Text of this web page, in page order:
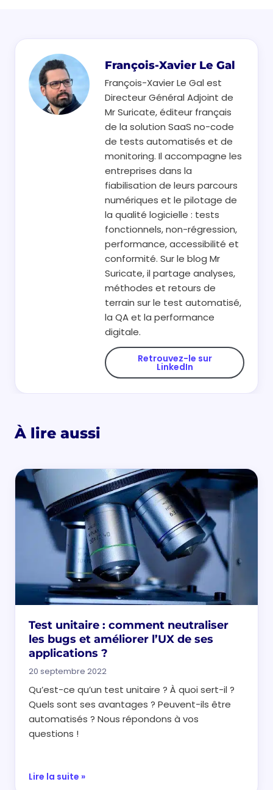
François-Xavier Le Gal
François-Xavier Le Gal est
Directeur Général Adjoint de
Mr Suricate, éditeur français
de la solution SaaS no-code
de tests automatisés et de
monitoring. Il accompagne les
entreprises dans la
fiabilisation de leurs parcours
numériques et le pilotage de
la qualité logicielle : tests
fonctionnels, non-régression,
performance, accessibilité et
conformité. Sur le blog Mr
Suricate, il partage analyses,
méthodes et retours de
terrain sur le test automatisé,
la QA et la performance
digitale.
Retrouvez-le sur
LinkedIn
À lire aussi
Test unitaire : comment neutraliser
les bugs et améliorer l’UX de ses
applications ?
20 septembre 2022
Qu’est-ce qu’un test unitaire ? À quoi sert-il ?
Quels sont ses avantages ? Peuvent-ils être
automatisés ? Nous répondons à vos
questions !
Lire la suite »